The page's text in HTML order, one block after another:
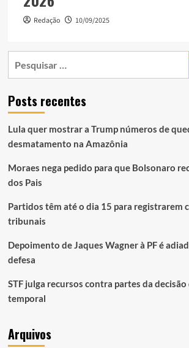
Redação 10/09/2025
Posts recentes
Lula quer mostrar a Trump números de
desmatamento na Amazônia
Moraes nega pedido para que Bolsonaro
dos Pais
Partidos têm até o dia 15 para registrarem
tribunais
Depoimento de Jaques Wagner à PF é
defesa
STF julga recursos contra partes da
temporal
Arquivos